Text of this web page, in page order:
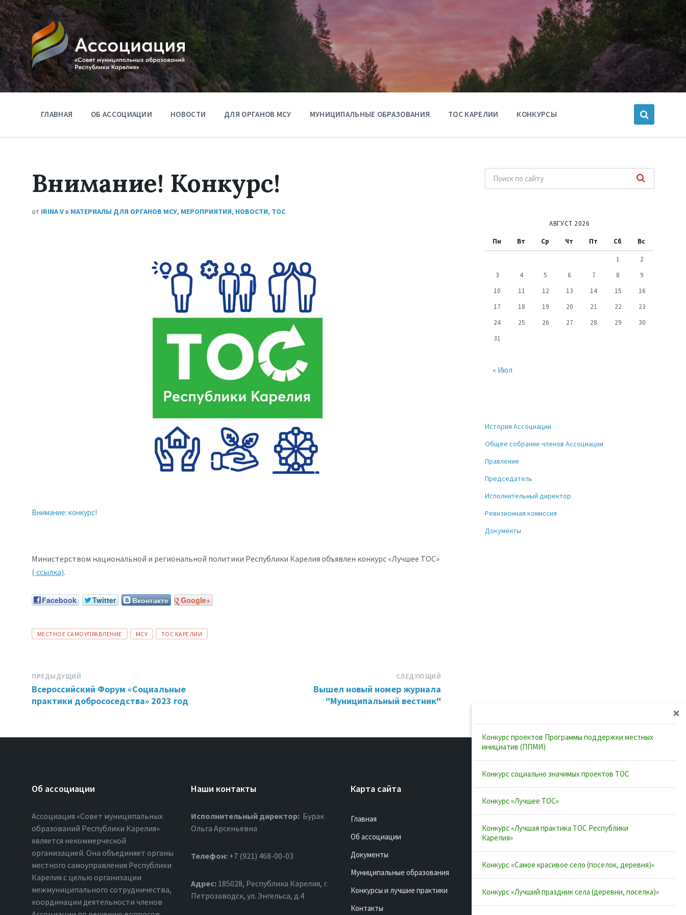
ГЛАВНАЯ ОБ АССОЦИАЦИИ НОВОСТИ ДЛЯ ОРГАНОВ МСУ МУНИЦИПАЛЬНЫЕ ОБРАЗОВАНИЯ ТОС КАРЕЛИИ КОНКУРСЫ
Внимание! Конкурс!
от IRINA Vв МАТЕРИАЛЫ ДЛЯ ОРГАНОВ МСУ, МЕРОПРИЯТИЯ, НОВОСТИ, ТОС
Внимание: конкурс!
Министерством национальной и региональной политики Республики Карелия объявлен конкурс «Лучшее ТОС»
( ссылка).
Facebook Twitter Вконтакте Google+
ТЕГИ:
МЕСТНОЕ САМОУПРАВЛЕНИЕ МСУ ТОС КАРЕЛИИ
ПРЕДЫДУЩИЙ
Всероссийский Форум «Социальные
практики добрососедства» 2023 год
СЛЕДУЮЩИЙ
Вышел новый номер журнала
"Муниципальный вестник"
АВГУСТ 2026
Пн Вт Ср Чт Пт Сб Вс
1
2
3
4 5 6 7 8
9
10
11 12 13 14 15
16
17
18 19 20 21 22
23
24
25 26 27 28 29
30
31
« Июл
История Ассоциации
Общее собрание членов Ассоциации
Правление
Председатель
Исполнительный директор
Ревизионная комиссия
Документы
Об ассоциации
Ассоциация «Совет муниципальных
образований Республики Карелия»
является некоммерческой
организацией. Она объединяет органы
местного самоуправления Республики
Карелия с целью организации
межмуниципального сотрудничества,
координации деятельности членов
Наши контакты
Исполнительный директор: Бурак
Ольга Арсеньевна
Телефон: +7 (921) 468-00-03
Адрес: 185028, Республика Карелия, г.
Петрозаводск, ул. Энгельса, д.4
Карта сайта
Главная
Об ассоциации
Документы
Муниципальные образования
Конкурсы и лучшие практики
Контакты
Полезные ссылки
Карелия
Комфортная городская среда в
Территориальное общественное
Конкурс проектов Программы поддержки местных
инициатив (ППМИ)
Конкурс социально значимых проектов ТОС
Конкурс «Лучшее ТОС»
Конкурс «Лучшая практика ТОС Республики
Карелия»
Конкурс «Самое красивое село (поселок, деревня)»
Конкурс «Лучший праздник села (деревни, поселка)»